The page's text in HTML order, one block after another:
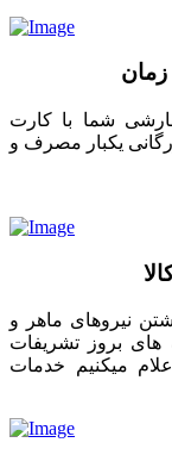
شما با کارت
یکبار مصرف و
نیروهای ماهر و
های بروز تشریفات
میکنیم خدمات